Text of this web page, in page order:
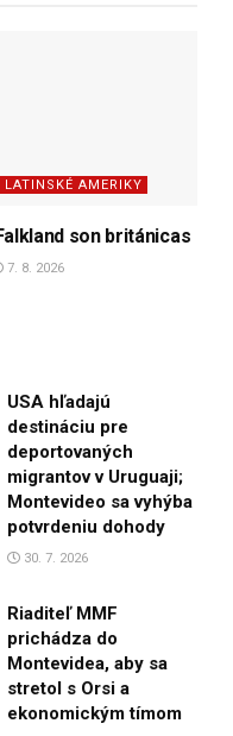
AMERIKY
son británicas
7. 8. 2026
USA hľadajú
destináciu pre
deportovaných
migrantov v Uruguaji;
Montevideo sa vyhýba
potvrdeniu dohody
30. 7. 2026
Riaditeľ MMF
prichádza do
Montevidea, aby sa
stretol s Orsi a
ekonomickým tímom